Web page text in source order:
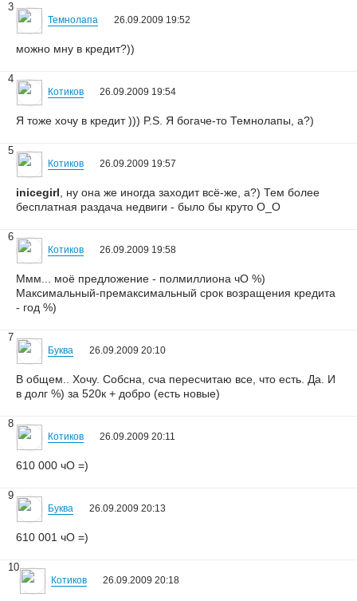
3
Темнолапа 26.09.2009 19:52
можно мну в кредит?))
4
Котиков 26.09.2009 19:54
Я тоже хочу в кредит ))) P.S. Я богаче-то Темнолапы, а?)
5
Котиков 26.09.2009 19:57
inicegirl , ну она же иногда заходит всё-же, а?) Тем более
бесплатная раздача недвиги - было бы круто О_О
6
Котиков 26.09.2009 19:58
Ммм... моё предложение - полмиллиона чО %)
Максимальный-премаксимальный срок возращения кредита
- год %)
7
Буква 26.09.2009 20:10
В общем.. Хочу. Собсна, сча пересчитаю все, что есть. Да. И
в долг %) за 520к + добро (есть новые)
8
Котиков 26.09.2009 20:11
610 000 чО =)
9
Буква 26.09.2009 20:13
610 001 чО =)
10
Котиков 26.09.2009 20:18